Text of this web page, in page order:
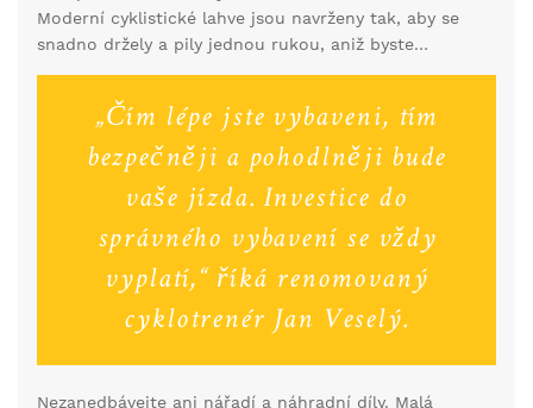
Moderní cyklistické lahve jsou navrženy tak, aby se
snadno držely a pily jednou rukou, aniž byste
i hydrovaky, které poskytují větší kapacitu pro vodu
a umožňují pít, aniž byste museli přestat šlapat.
„Čím lépe jste vybaveni, tím
bezpečněji a pohodlněji bude
vaše jízda. Investice do
správného vybavení se vždy
vyplatí,“ říká renomovaný
cyklotrenér Jan Veselý.
Nezanedbávejte ani nářadí a náhradní díly. Malá